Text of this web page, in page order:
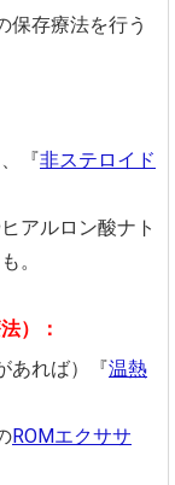
保存療法を行う
『非ステロイド
アルロン酸ナト
。
）：
あれば）『温熱
ROMエクササ